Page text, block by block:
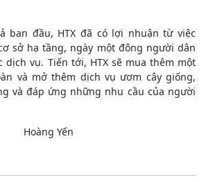
ban đầu, HTX đã có lợi nhuận từ việc
sở hạ tầng, ngày một đông người dân
dịch vụ. Tiến tới, HTX sẽ mua thêm một
và mở thêm dịch vụ ươm cây giống,
và đáp ứng những nhu cầu của người
Hoàng Yến